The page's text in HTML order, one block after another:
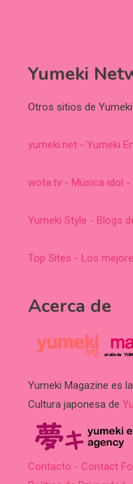
Yumeki
Otros sitios de
yumeki.net - Yumeki
wota.tv - Música idol
Yumeki Style - Blogs
Top Sites - Los
Acerca de
Yumeki Magazine es
Cultura japonesa de
Contacto - Contact